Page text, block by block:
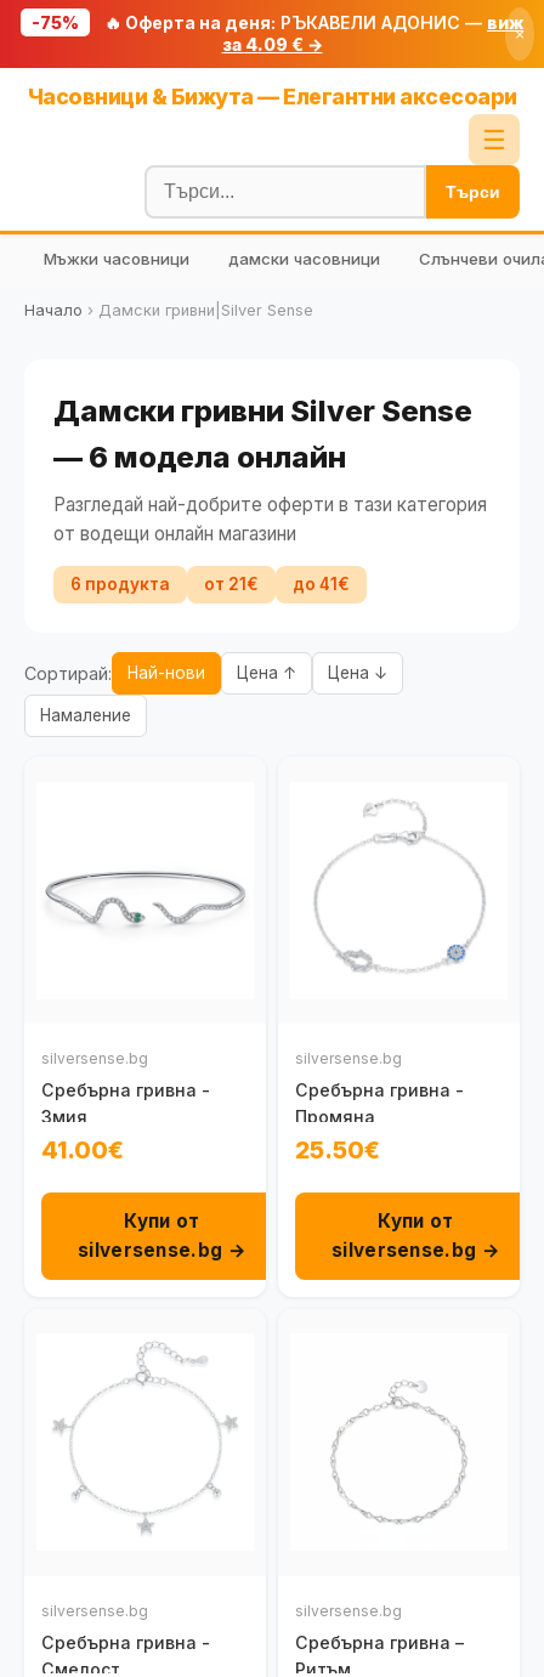
-75% 🔥 Оферта на деня: РЪКАВЕЛИ АДОНИС — виж
за 4.09 € →
×
Часовници & Бижута — Елегантни аксесоари
☰
Блог
🧮 Калкулатори
🔍 Намери продукт
🎁 Подарък
Търси
Мъжки часовници дамски часовници Слънчеви
Начало › Дамски гривни|Silver Sense
Дамски гривни Silver Sense
— 6 модела онлайн
Разгледай най-добрите оферти в тази категория
от водещи онлайн магазини
6 продукта от 21€ до 41€
Сортирай: Най-нови Цена ↑ Цена ↓
Намаление
silversense.bg
Сребърна гривна -
Змия
41.00€
Купи от
silversense.bg →
silversense.bg
Сребърна гривна -
Промяна
25.50€
Купи от
silversense.bg →
silversense.bg
Сребърна гривна -
Смелост
silversense.bg
Сребърна гривна –
Ритъм